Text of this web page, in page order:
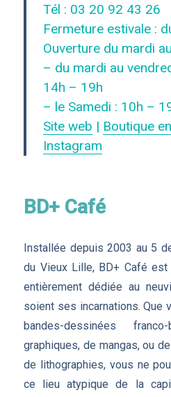
Tél : 03 20 92 43 26
Fermeture estivale :
Ouverture du mardi
– du mardi au
14h – 19h
– le Samedi : 10h –
Site web | Boutique
Instagram
BD+ Café
Installée depuis 2003 au 5
du Vieux Lille, BD+ Café
entièrement dédiée au
soient ses incarnations. Que
bandes-dessinées
graphiques, de mangas, ou
de lithographies, vous ne
ce lieu atypique de la